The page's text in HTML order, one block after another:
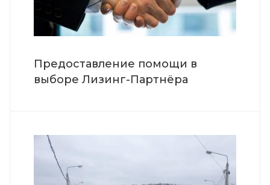
Предоставление помощи в
выборе Лизинг-Партнёра